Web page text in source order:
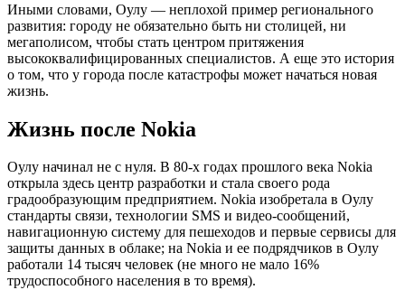
Иными словами, Оулу — неплохой пример регионального
развития: городу не обязательно быть ни столицей, ни
мегаполисом, чтобы стать центром притяжения
высококвалифицированных специалистов. А еще это история
о том, что у города после катастрофы может начаться новая
жизнь.
Жизнь после Nokia
Оулу начинал не с нуля. В 80-х годах прошлого века Nokia
открыла здесь центр разработки и стала своего рода
градообразующим предприятием. Nokia изобретала в Оулу
стандарты связи, технологии SMS и видео-сообщений,
навигационную систему для пешеходов и первые сервисы для
защиты данных в облаке; на Nokia и ее подрядчиков в Оулу
работали 14 тысяч человек (не много не мало 16%
трудоспособного населения в то время).